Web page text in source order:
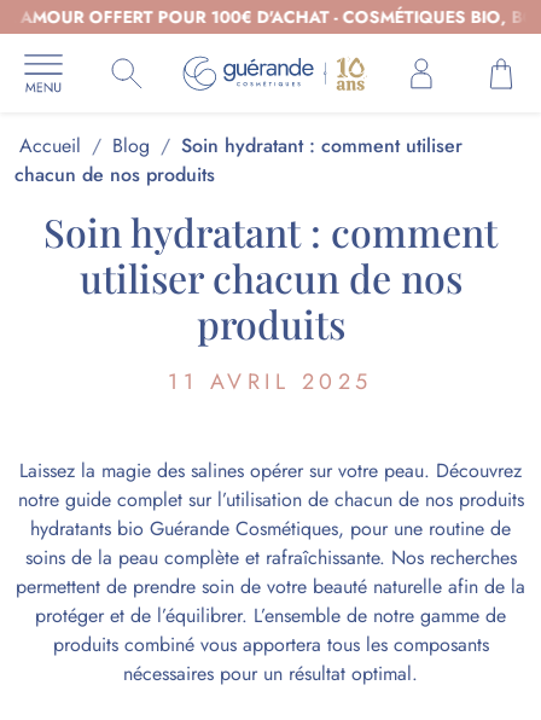
OFFERT POUR 100€ D'ACHAT - COSMÉTIQUES BIO, BOL
Accueil / Blog / Soin hydratant : comment utiliser
chacun de nos produits
Soin hydratant : comment
utiliser chacun de nos
produits
11 AVRIL 2025
Laissez la magie des salines opérer sur votre peau. Découvrez
notre guide complet sur l’utilisation de chacun de nos produits
hydratants bio Guérande Cosmétiques, pour une routine de
soins de la peau complète et rafraîchissante. Nos recherches
permettent de prendre soin de votre beauté naturelle afin de la
protéger et de l’équilibrer. L’ensemble de notre gamme de
produits combiné vous apportera tous les composants
nécessaires pour un résultat optimal.